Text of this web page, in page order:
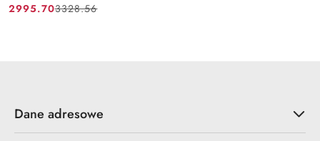
Cena
2995.70
Cena
3328.56
Dane adresowe